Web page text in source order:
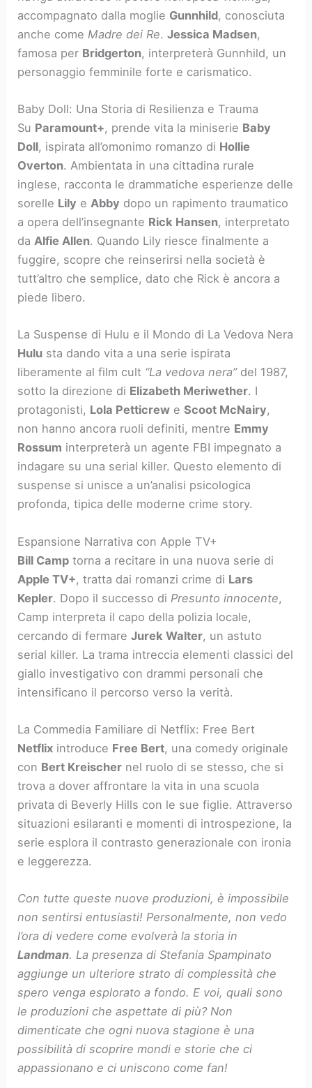
accompagnato dalla moglie Gunnhild, conosciuta
anche come Madre dei Re.Jessica Madsen,
famosa per Bridgerton, interpreterà Gunnhild, un
personaggio femminile forte e carismatico.
Baby Doll: Una Storia di Resilienza e Trauma
Su Paramount+, prende vita la miniserie Baby
Doll, ispirata all’omonimo romanzo di Hollie
Overton. Ambientata in una cittadina rurale
inglese, racconta le drammatiche esperienze delle
sorelle Lily eAbby dopo un rapimento traumatico
a opera dell’insegnante Rick Hansen, interpretato
daAlfie Allen. Quando Lily riesce finalmente a
fuggire, scopre che reinserirsi nella società è
tutt’altro che semplice, dato che Rick è ancora a
piede libero.
La Suspense di Hulu e il Mondo di La Vedova Nera
Hulu sta dando vita a una serie ispirata
liberamente al film cult “La vedova nera”del 1987,
sotto la direzione di Elizabeth Meriwether. I
protagonisti, Lola Petticrew eScoot McNairy,
non hanno ancora ruoli definiti, mentre Emmy
Rossum interpreterà un agente FBI impegnato a
indagare su una serial killer. Questo elemento di
suspense si unisce a un’analisi psicologica
profonda, tipica delle moderne crime story.
Espansione Narrativa con Apple TV+
Bill Camp torna a recitare in una nuova serie di
Apple TV+, tratta dai romanzi crime di Lars
Kepler. Dopo il successo di Presunto innocente,
Camp interpreta il capo della polizia locale,
cercando di fermareJurek Walter, un astuto
serial killer. La trama intreccia elementi classici del
giallo investigativo con drammi personali che
intensificano il percorso verso la verità.
La Commedia Familiare di Netflix: Free Bert
Netflix introduce Free Bert, una comedy originale
con Bert Kreischer nel ruolo di se stesso, che si
trova a dover affrontare la vita in una scuola
privata di Beverly Hills con le sue figlie. Attraverso
situazioni esilaranti e momenti di introspezione, la
serie esplora il contrasto generazionale con ironia
e leggerezza.
Con tutte queste nuove produzioni, è impossibile
non sentirsi entusiasti! Personalmente, non vedo
l’ora di vedere come evolverà la storia in
Landman. La presenza di Stefania Spampinato
aggiunge un ulteriore strato di complessità che
spero venga esplorato a fondo. E voi, quali sono
le produzioni che aspettate di più? Non
dimenticate che ogni nuova stagione è una
possibilità di scoprire mondi e storie che ci
appassionano e ci uniscono come fan!